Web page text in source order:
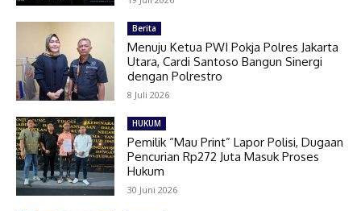
Berita
Menuju Ketua PWI Pokja Polres Jakarta
Utara, Cardi Santoso Bangun Sinergi
dengan Polrestro
8 Juli 2026
HUKUM
Pemilik “Mau Print” Lapor Polisi, Dugaan
Pencurian Rp272 Juta Masuk Proses
Hukum
30 Juni 2026